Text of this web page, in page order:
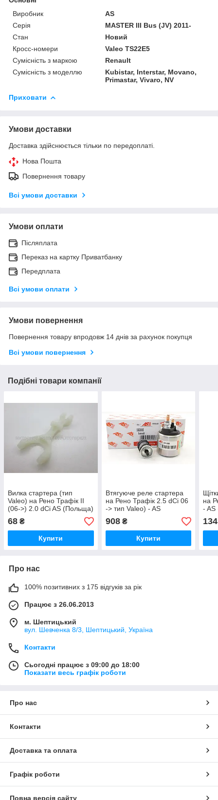
Виробник
AS
Серія
MASTER III Bus (JV) 2011-
Стан
Новий
Кросс-номери
Valeo TS22E5
Сумісність з маркою
Renault
Сумісність з моделлю
Kubistar, Interstar, Movano,
Primastar, Vivaro, NV
Приховати
Умови доставки
Доставка здійснюється тільки по передоплаті.
Нова Пошта
Повернення товару
Всі умови доставки
Умови оплати
Післяплата
Переказ на картку Приватбанку
Передплата
Всі умови оплати
Умови повернення
Повернення товару впродовж 14 днів за рахунок покупця
Всі умови повернення
Подібні товари компанії
Вилка стартера (тип
Valeo) на Рено Трафік II
(06->) 2.0 dCi AS (Польща)
SL3003
68 ₴
Купити
Втягуюче реле стартера
на Рено Трафік 2.5 dCi 06
-> тип Valeo) - AS
(Польща) SS3035
908₴
Купити
на
-
134
Про нас
100% позитивних з 175 відгуків за рік
Працює з 26.06.2013
м. Шептицький
вул. Шевченка 8/3, Шептицький, Україна
Контакти
Сьогодні працює з 09:00 до 18:00
Показати весь графік роботи
Про нас
Контакти
Доставка та оплата
Графік роботи
Повна версія сайту